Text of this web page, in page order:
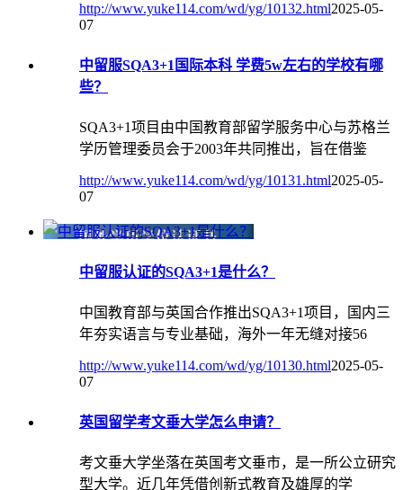
http://www.yuke114.com/wd/yg/10132.html2025-05-
07
中留服SQA3+1国际本科 学费5w左右的学校有哪
些？
SQA3+1项目由中国教育部留学服务中心与苏格兰
学历管理委员会于2003年共同推出，旨在借鉴
http://www.yuke114.com/wd/yg/10131.html2025-05-
07
中留服认证的SQA3+1是什么？
中国教育部与英国合作推出SQA3+1项目，国内三
年夯实语言与专业基础，海外一年无缝对接56
http://www.yuke114.com/wd/yg/10130.html2025-05-
07
英国留学考文垂大学怎么申请？
考文垂大学坐落在英国考文垂市，是一所公立研究
型大学。近几年凭借创新式教育及雄厚的学